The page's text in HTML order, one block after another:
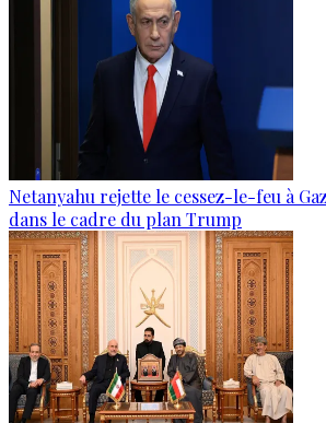
Netanyahu rejette le cessez-le-feu à
dans le cadre du plan Trump